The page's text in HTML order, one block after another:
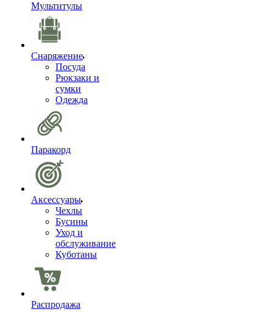
Мультитулы
Снаряжение
Посуда
Рюкзаки и
сумки
Одежда
Паракорд
Аксессуары
Чехлы
Бусины
Уход и
обслуживание
Куботаны
Распродажа